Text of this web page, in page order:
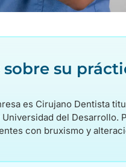
sobre su
es Cirujano Dentista
del
con bruxismo y